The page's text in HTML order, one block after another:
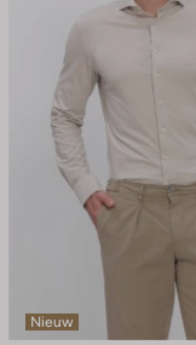
Nieuw